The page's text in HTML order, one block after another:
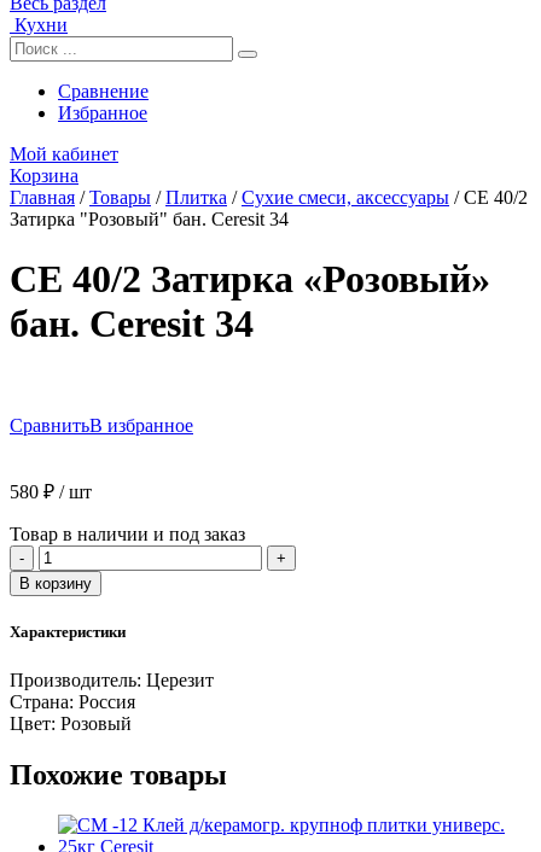
Кухни
Сравнение
Избранное
Мой кабинет
Корзина
Главная /Товары /Плитка /Сухие смеси, аксессуары /CE 40/2
Затирка "Розовый" бан. Ceresit 34
CE 40/2 Затирка «Розовый»
бан. Ceresit 34
СравнитьВ избранное
580 ₽ / шт
Товар в наличии и под заказ
-
Количество
товара
CE
Затирка
бан.
Ceresit
34
+
В корзину
Характеристики
Производитель: Церезит
Страна: Россия
Цвет: Розовый
Похожие товары